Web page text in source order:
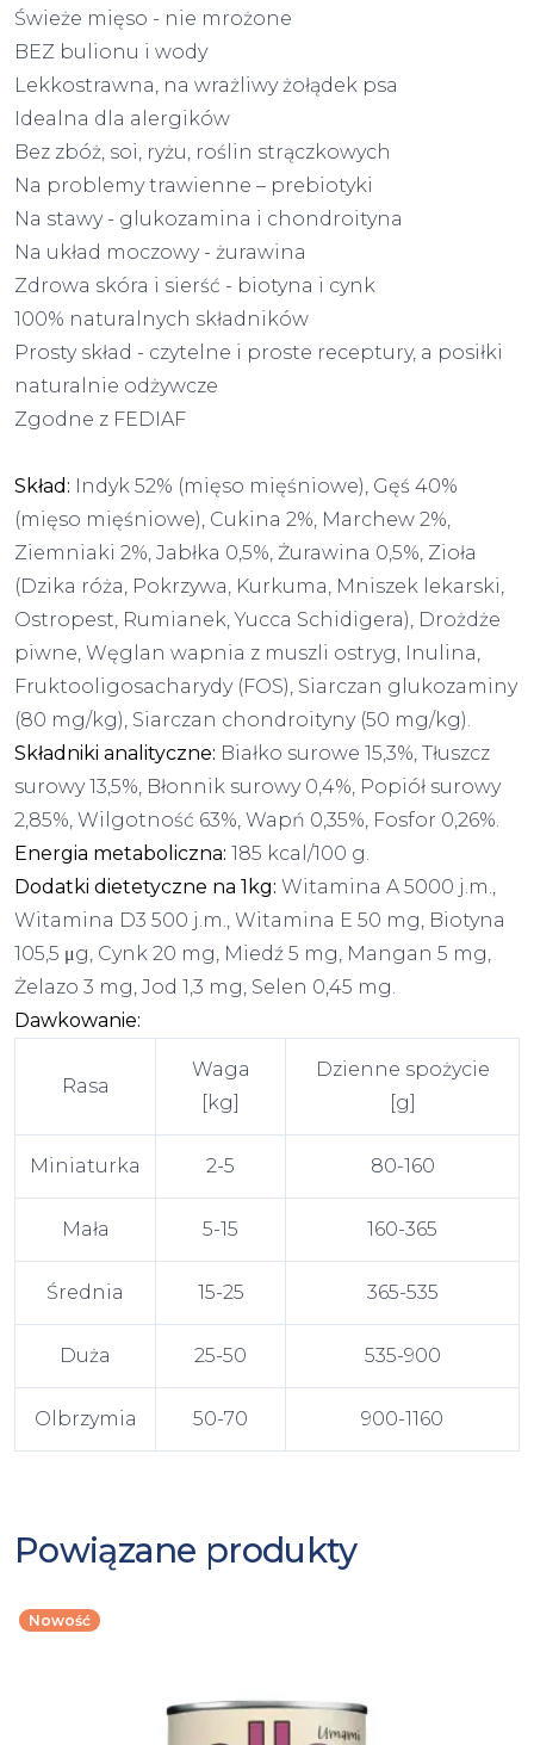
Świeże mięso - nie mrożone
BEZ bulionu i wody
Lekkostrawna, na wrażliwy żołądek psa
Idealna dla alergików
Bez zbóż, soi, ryżu, roślin strączkowych
Na problemy trawienne – prebiotyki
Na stawy - glukozamina i chondroityna
Na układ moczowy - żurawina
Zdrowa skóra i sierść - biotyna i cynk
100% naturalnych składników
Prosty skład - czytelne i proste receptury, a posiłki
naturalnie odżywcze
Zgodne z FEDIAF
Skład: Indyk 52% (mięso mięśniowe), Gęś 40%
(mięso mięśniowe), Cukina 2%, Marchew 2%,
Ziemniaki 2%, Jabłka 0,5%, Żurawina 0,5%, Zioła
(Dzika róża, Pokrzywa, Kurkuma, Mniszek lekarski,
Ostropest, Rumianek, Yucca Schidigera), Drożdże
piwne, Węglan wapnia z muszli ostryg, Inulina,
Fruktooligosacharydy (FOS), Siarczan glukozaminy
(80 mg/kg), Siarczan chondroityny (50 mg/kg).
Składniki analityczne: Białko surowe 15,3%, Tłuszcz
surowy 13,5%, Błonnik surowy 0,4%, Popiół surowy
2,85%, Wilgotność 63%, Wapń 0,35%, Fosfor 0,26%.
Energia metaboliczna: 185 kcal/100 g.
Dodatki dietetyczne na 1kg: Witamina A 5000 j.m.,
Witamina D3 500 j.m., Witamina E 50 mg, Biotyna
105,5 μg, Cynk 20 mg, Miedź 5 mg, Mangan 5 mg,
Żelazo 3 mg, Jod 1,3 mg, Selen 0,45 mg.
Dawkowanie:
Rasa
Waga
[kg]
Dzienne spożycie
[g]
Miniaturka 2-5 80-160
Mała 5-15 160-365
Średnia 15-25 365-535
Duża 25-50 535-900
Olbrzymia 50-70 900-1160
Powiązane produkty
Nowość